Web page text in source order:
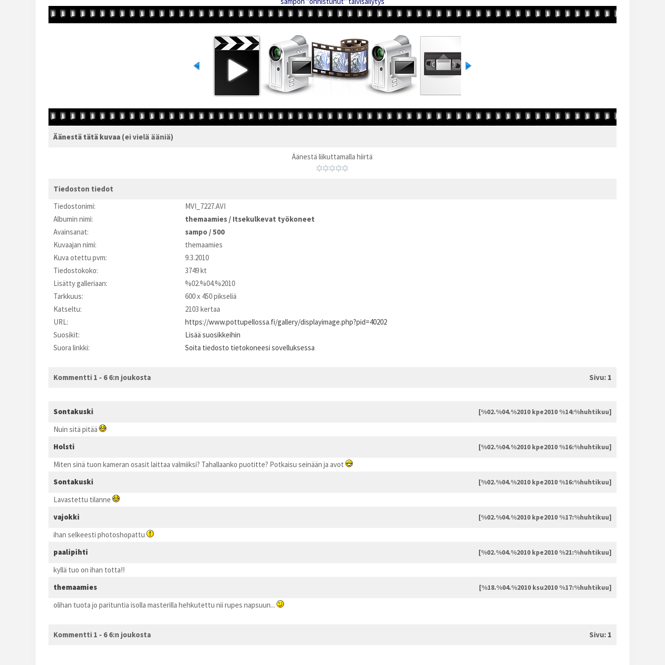
Äänestä tätä kuvaa (ei vielä ääniä)
Äänestä liikuttamalla hiirtä
Tiedoston tiedot
Tiedostonimi:
MVI_7227.AVI
Albumin nimi:
themaamies / Itsekulkevat työkoneet
Avainsanat:
sampo /500
Kuvaajan nimi:
themaamies
Kuva otettu pvm:
9.3.2010
Tiedostokoko:
3749 kt
Lisätty galleriaan:
%02.%04.%2010
Tarkkuus:
600 x 450 pikseliä
Katseltu:
2103 kertaa
URL:
https://www.pottupellossa.fi/gallery/displayimage.php?pid=40202
Suosikit:
Lisää suosikkeihin
Suora linkki:
Soita tiedosto tietokoneesi sovelluksessa
Kommentti 1 - 6 6:n joukosta Sivu: 1
Sontakuski [%02.%04.%2010 kpe2010 %14:%huhtikuu]
Nuin sitä pitää
Holsti
[%02.%04.%2010 kpe2010 %16:%huhtikuu]
Miten sinä tuon kameran osasit laittaa valmiiksi? Tahallaanko puotitte? Potkaisu seinään ja avot
Sontakuski
[%02.%04.%2010 kpe2010 %16:%huhtikuu]
Lavastettu tilanne
vajokki
[%02.%04.%2010 kpe2010 %17:%huhtikuu]
ihan selkeesti photoshopattu
paalipihti
[%02.%04.%2010 kpe2010 %21:%huhtikuu]
kyllä tuo on ihan totta!!
themaamies
[%18.%04.%2010 ksu2010 %17:%huhtikuu]
olihan tuota jo parituntia isolla masterilla hehkutettu nii rupes napsuun...
Kommentti 1 - 6 6:n joukosta Sivu: 1